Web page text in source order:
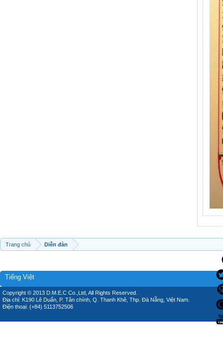
Trang chủ Diễn đàn
Tiếng Việt
Copyright © 2013 D.M.E.C Co.,Ltd, All Rights Reserved.
Địa chỉ: K190 Lê Duẩn, P. Tân chính, Q. Thanh Khê, Thp. Đà Nẵng, Việt Nam.
Điện thoại: (+84) 5113752506